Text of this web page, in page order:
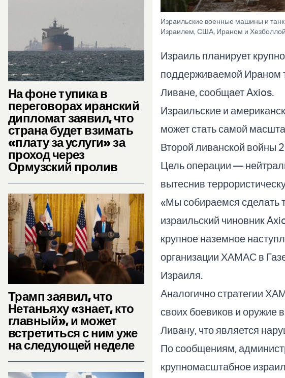
На фоне тупика в
переговорах иранский
дипломат заявил, что
страна будет взимать
«плату за услуги» за
проход через
Ормузский пролив
Трамп заявил, что
Нетаньяху «знает, кто
главный», и может
встретиться с ним уже
на следующей неделе
Израильские военные машины и
Израилем, США, Ираном и
Израиль планирует
поддерживаемой Ираном
Ливане, сообщает Axios.
Израильские и
может стать самой
Второй ливанской войны
Цель операции —
вытеснив
«Мы собираемся сделать
израильский чиновник
крупное наземное
организации ХАМАС в
Израиля.
Аналогично стратегии
своих боевиков и оружие
Ливану, что является
По сообщениям,
крупномасштабное